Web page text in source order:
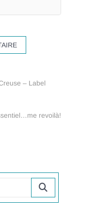
– Label
revoilà!
Rechercher...